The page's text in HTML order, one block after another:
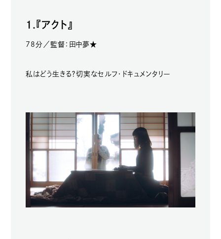
1.『アクト』
78分／監督：田中夢★
私はどう生きる？切実なセルフ・ドキュメンタリー